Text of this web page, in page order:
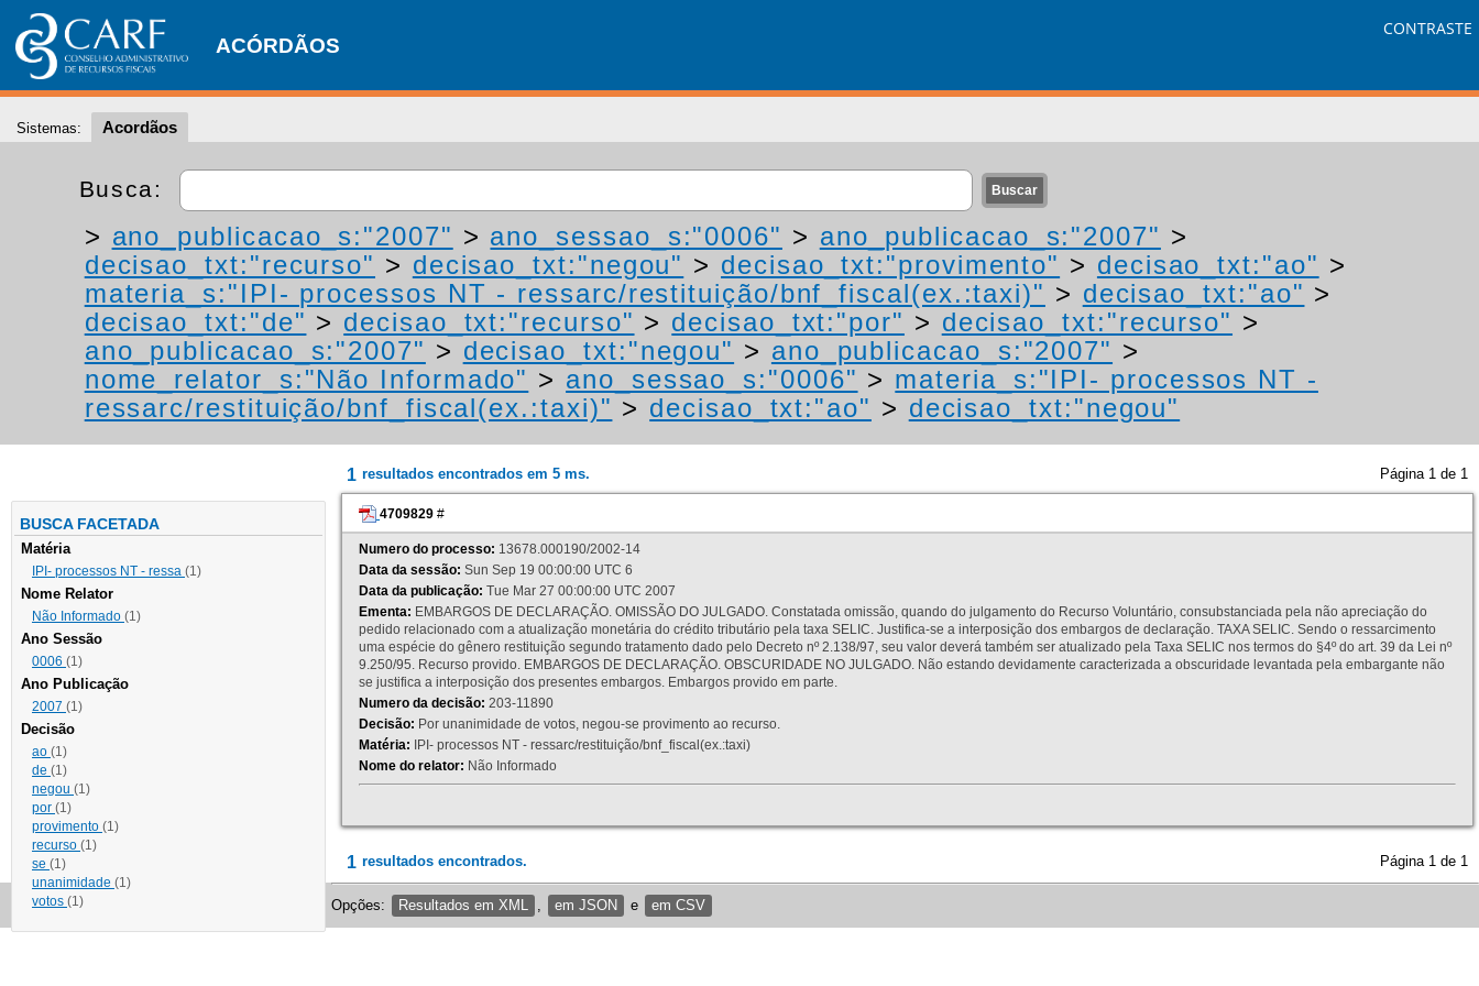
ACÓRDÃOS
CONTRASTE
Sistemas: Acordãos
Busca:
> ano_publicacao_s:"2007" > ano_sessao_s:"0006" > ano_publicacao_s:"2007" >
decisao_txt:"recurso" > decisao_txt:"negou" > decisao_txt:"provimento" > decisao_txt:"ao" >
materia_s:"IPI- processos NT - ressarc/restituição/bnf_fiscal(ex.:taxi)" > decisao_txt:"ao" >
decisao_txt:"de" > decisao_txt:"recurso" > decisao_txt:"por" > decisao_txt:"recurso" >
ano_publicacao_s:"2007" > decisao_txt:"negou" > ano_publicacao_s:"2007" >
nome_relator_s:"Não Informado" > ano_sessao_s:"0006" > materia_s:"IPI- processos NT -
ressarc/restituição/bnf_fiscal(ex.:taxi)" > decisao_txt:"ao" > decisao_txt:"negou"
BUSCA FACETADA
Matéria
IPI- processos NT - ressa (1)
Nome Relator
Não Informado (1)
Ano Sessão
0006 (1)
Ano Publicação
2007 (1)
Decisão
ao (1)
de (1)
negou (1)
por (1)
provimento (1)
recurso (1)
se (1)
unanimidade (1)
votos (1)
1 resultados encontrados em 5 ms. Página 1 de 1
4709829 #
Numero do processo: 13678.000190/2002-14
Data da sessão: Sun Sep 19 00:00:00 UTC 6
Data da publicação: Tue Mar 27 00:00:00 UTC 2007
Ementa: EMBARGOS DE DECLARAÇÃO. OMISSÃO DO JULGADO. Constatada omissão, quando do julgamento do Recurso Voluntário, consubstanciada pela não apreciação do
pedido relacionado com a atualização monetária do crédito tributário pela taxa SELIC. Justifica-se a interposição dos embargos de declaração. TAXA SELIC. Sendo o ressarcimento
uma espécie do gênero restituição segundo tratamento dado pelo Decreto nº 2.138/97, seu valor deverá também ser atualizado pela Taxa SELIC nos termos do §4º do art. 39 da Lei nº
9.250/95. Recurso provido. EMBARGOS DE DECLARAÇÃO. OBSCURIDADE NO JULGADO. Não estando devidamente caracterizada a obscuridade levantada pela embargante não
se justifica a interposição dos presentes embargos. Embargos provido em parte.
Numero da decisão: 203-11890
Decisão: Por unanimidade de votos, negou-se provimento ao recurso.
Matéria: IPI- processos NT - ressarc/restituição/bnf_fiscal(ex.:taxi)
Nome do relator: Não Informado
1 resultados encontrados. Página 1 de 1
Opções: Resultados em XML em JSON e em CSV